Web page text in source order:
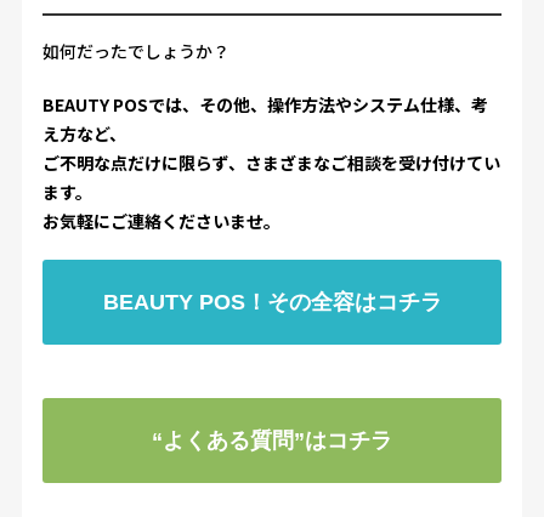
如何だったでしょうか？
BEAUTY POSでは、その他、操作方法やシステム仕様、考
え方など、
ご不明な点だけに限らず、さまざまなご相談を受け付けてい
ます。
お気軽にご連絡くださいませ。
BEAUTY POS！その全容はコチラ
“よくある質問”はコチラ